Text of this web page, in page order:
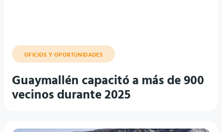
OFICIOS Y OPORTUNIDADES
Guaymallén capacitó a más de 900
vecinos durante 2025